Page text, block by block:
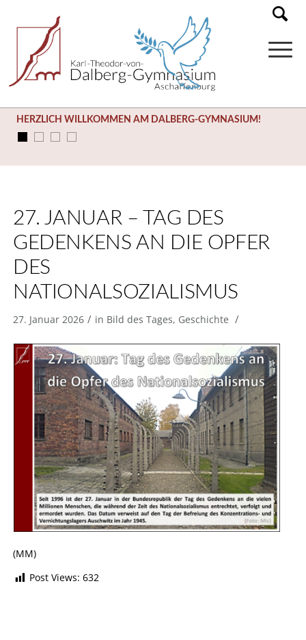
HERZLICH WILLKOMMEN AM DALBERG-GYMNASIUM!
27. JANUAR – TAG DES
GEDENKENS AN DIE OPFER
DES
NATIONALSOZIALISMUS
27. Januar 2026 / in Bild des Tages, Geschichte /
(MM)
Post Views: 632